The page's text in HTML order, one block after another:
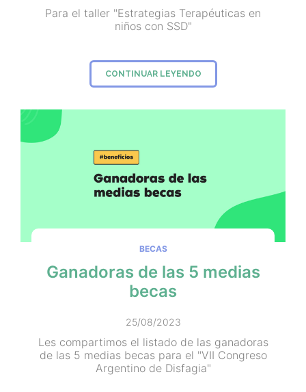
Para el taller "Estrategias Terapéuticas en
niños con SSD"
CONTINUAR LEYENDO
BECAS
Ganadoras de las 5 medias
becas
25/08/2023
Les compartimos el listado de las ganadoras
de las 5 medias becas para el "VII Congreso
Argentino de Disfagia"